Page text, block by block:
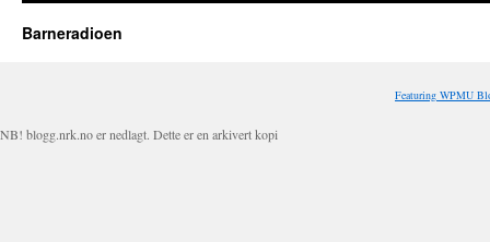
Barneradioen
Featuring WPMU
NB! blogg.nrk.no er nedlagt. Dette er en arkivert kopi